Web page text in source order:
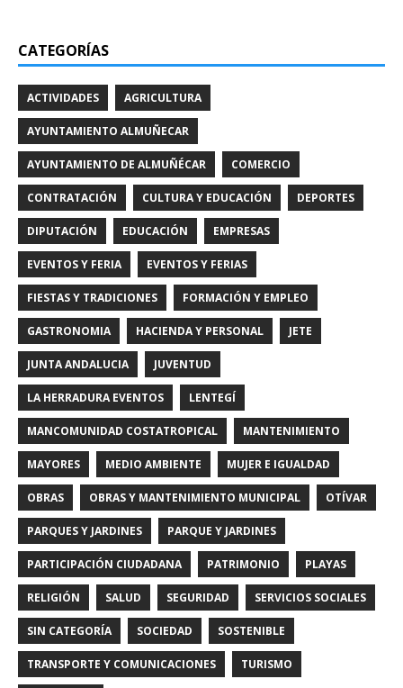
CATEGORÍAS
ACTIVIDADES AGRICULTURA
AYUNTAMIENTO ALMUÑECAR
AYUNTAMIENTO DE ALMUÑÉCAR COMERCIO
CONTRATACIÓN CULTURA Y EDUCACIÓN DEPORTES
DIPUTACIÓN EDUCACIÓN EMPRESAS
EVENTOS Y FERIA EVENTOS Y FERIAS
FIESTAS Y TRADICIONES FORMACIÓN Y EMPLEO
GASTRONOMIA HACIENDA Y PERSONAL JETE
JUNTA ANDALUCIA JUVENTUD
LA HERRADURA EVENTOS LENTEGÍ
MANCOMUNIDAD COSTATROPICAL MANTENIMIENTO
MAYORES MEDIO AMBIENTE MUJER E IGUALDAD
OBRAS OBRAS Y MANTENIMIENTO MUNICIPAL OTÍVAR
PARQUES Y JARDINES PARQUE Y JARDINES
PARTICIPACIÓN CIUDADANA PATRIMONIO PLAYAS
RELIGIÓN SALUD SEGURIDAD SERVICIOS SOCIALES
SIN CATEGORÍA SOCIEDAD SOSTENIBLE
TRANSPORTE Y COMUNICACIONES TURISMO